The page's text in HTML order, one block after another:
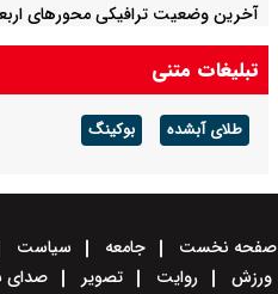
آخرین وضعیت ترافیکی محورهای
تبلیغات متنی
طلای آبشده بوکینگ
صفحه نخست جامعه سیاست
ورزش
روایت تصویر صدای